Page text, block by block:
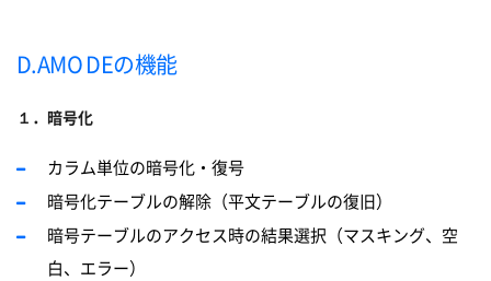
D.AMO DEの機能
１．暗号化
カラム単位の暗号化・復号
暗号化テーブルの解除（平文テーブルの復旧）
暗号テーブルのアクセス時の結果選択（マスキング、空
白、エラー）